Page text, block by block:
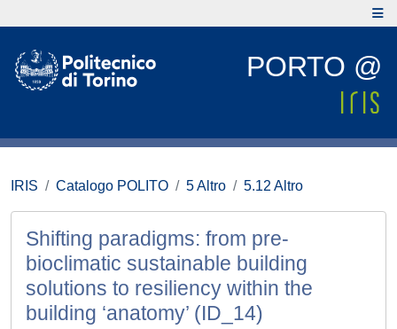
PORTO @
IRIS Catalogo POLITO 5 Altro 5.12 Altro
Shifting paradigms: from pre-
bioclimatic sustainable building
solutions to resiliency within the
building ‘anatomy’ (ID_14)